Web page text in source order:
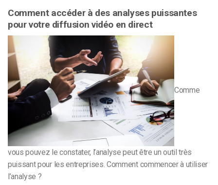
Comment accéder à des analyses puissantes
pour votre diffusion vidéo en direct
Comme
vous pouvez le constater, l’analyse peut être un outil très
puissant pour les entreprises. Comment commencer à utiliser
l’analyse ?